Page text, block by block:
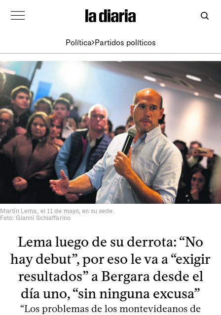
Política Partidos políticos
Martín Lema, el 11 de mayo, en su sede.
Foto: Gianni Schiaffarino
Lema luego de su derrota: “No
hay debut”, por eso le va a “exigir
resultados” a Bergara desde el
día uno, “sin ninguna excusa”
“Los problemas de los montevideanos de